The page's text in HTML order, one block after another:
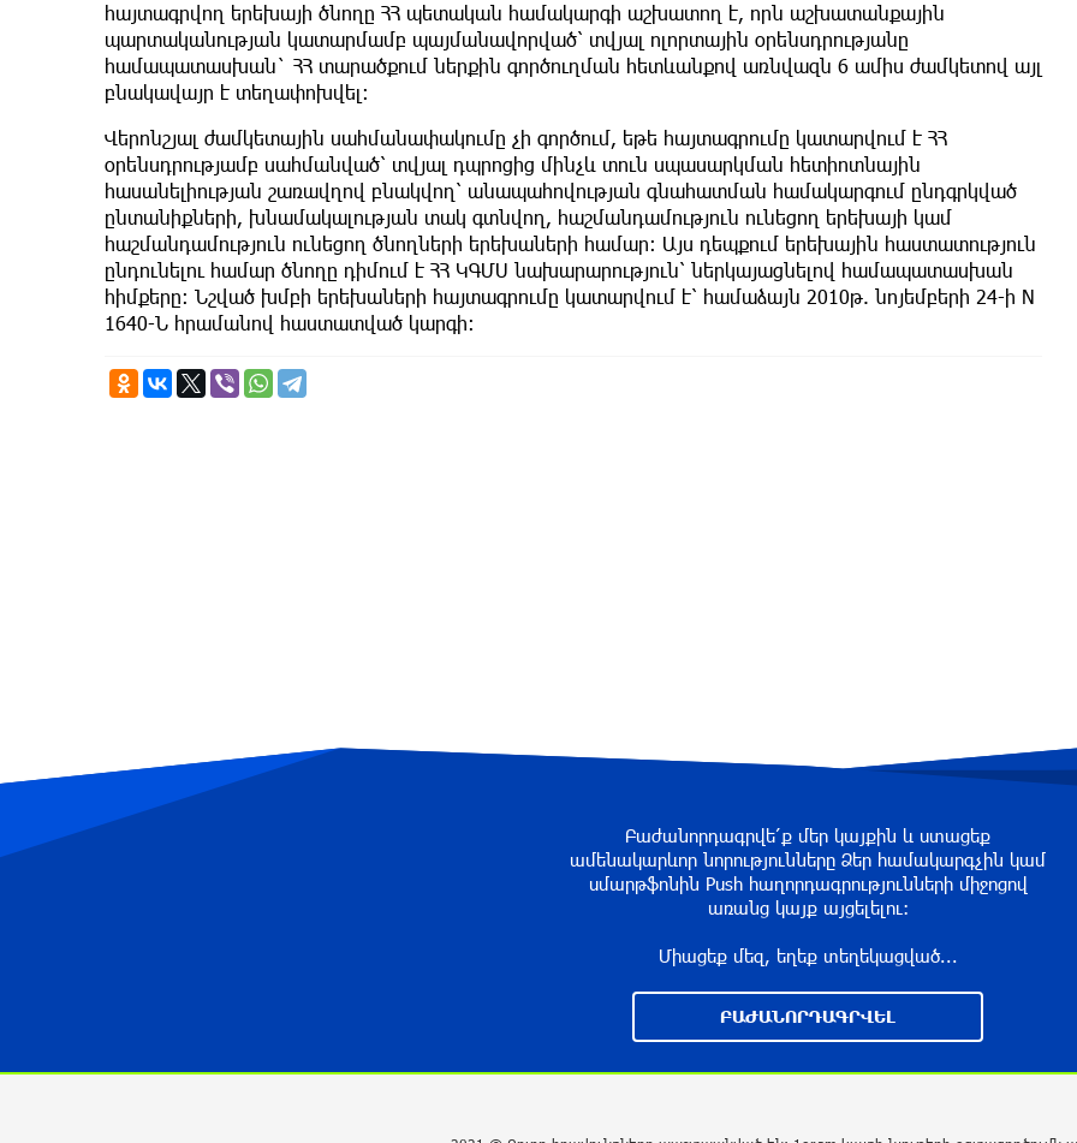
հայտագրվող երեխայի ծնողը ՀՀ պետական համակարգի աշխատող է, որն աշխատանքային
պարտականության կատարմամբ պայմանավորված՝ տվյալ ոլորտային օրենսդրությանը
համապատասխան` ՀՀ տարածքում ներքին գործուղման հետևանքով առնվազն 6 ամիս ժամկետով այլ
բնակավայր է տեղափոխվել:
Վերոնշյալ ժամկետային սահմանափակումը չի գործում, եթե հայտագրումը կատարվում է ՀՀ
օրենսդրությամբ սահմանված՝ տվյալ դպրոցից մինչև տուն սպասարկման հետիոտնային
հասանելիության շառավղով բնակվող՝ անապահովության գնահատման համակարգում ընդգրկված
ընտանիքների, խնամակալության տակ գտնվող, հաշմանդամություն ունեցող երեխայի կամ
հաշմանդամություն ունեցող ծնողների երեխաների համար: Այս դեպքում երեխային հաստատություն
ընդունելու համար ծնողը դիմում է ՀՀ ԿԳՄՍ նախարարություն՝ ներկայացնելով համապատասխան
հիմքերը: Նշված խմբի երեխաների հայտագրումը կատարվում է՝ համաձայն 2010թ. նոյեմբերի 24-ի N
1640-Ն հրամանով հաստատված կարգի:
Բաժանորդագրվե՛ք մեր կայքին և ստացեք
ամենակարևոր նորությունները Ձեր համակարգչին կամ
սմարթֆոնին Push հաղորդագրությունների միջոցով
առանց կայք այցելելու։
Միացեք մեզ, եղեք տեղեկացված...
ԲԱԺԱՆՈՐԴԱԳՐՎԵԼ